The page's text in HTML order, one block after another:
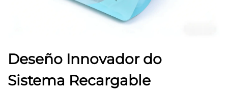
Deseño Innovador do
Sistema Recargable